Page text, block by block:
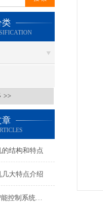
类
>>
章
的结构和特点
几大特点介绍
变电站智能风机的智能控制系统与自动化管理